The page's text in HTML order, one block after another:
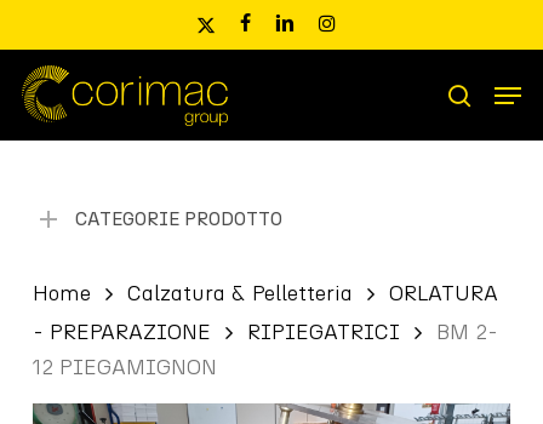
main
content
x-
facebooklinkedininstagram
Ricerca
prodotti
search
CATEGORIE PRODOTTO
Home Calzatura & Pelletteria
ORLATURA
- PREPARAZIONE
RIPIEGATRICI
BM 2-
12 PIEGAMIGNON